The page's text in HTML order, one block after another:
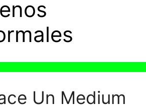
Un Medium